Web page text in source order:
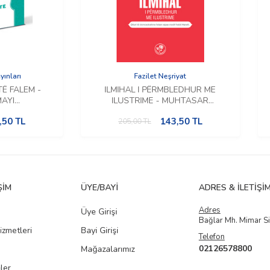
FALEM -
TL
Fazilet Neşriyat
ILMIHAL I PËRMBLEDHUR ME
ILUSTRIME - MUHTASAR
205,00TL 143,50TL
ÜYE/BAYI
Üye Girişi
Bayi Girişi
Mağazalarımız
ADRES & İLETIŞIM
Adres
Bağlar Mh. Mimar
Telefon
02126578800